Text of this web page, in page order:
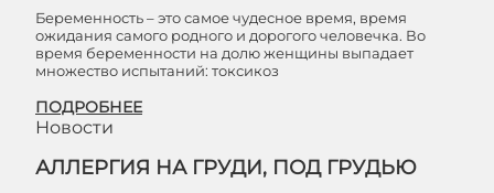
Беременность – это самое чудесное время, время
ожидания самого родного и дорогого человечка. Во
время беременности на долю женщины выпадает
множество испытаний: токсикоз
ПОДРОБНЕЕ
Новости
АЛЛЕРГИЯ НА ГРУДИ, ПОД ГРУДЬЮ